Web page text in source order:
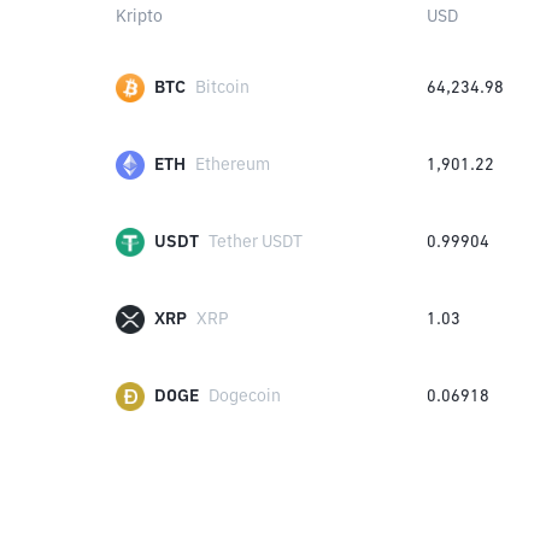
Kripto USD
BTC Bitcoin 64,234.98
ETH Ethereum 1,901.22
USDT Tether USDT 0.99904
XRP XRP 1.03
DOGE Dogecoin 0.06918